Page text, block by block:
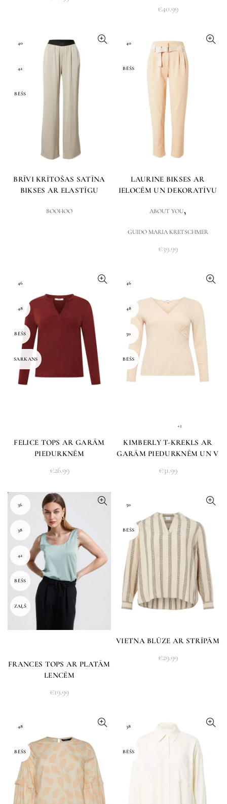
€40.99
40
42
BĒŠS
BRĪVI KRĪTOŠAS SATĪNA
BIKSES AR ELASTĪGU
BOOHOO
40
BĒŠS
LAURINE BIKSES AR
IELOCĒM UN DEKORATĪVU
ABOUT YOU,
GUIDO MARIA KRETSCHMER
€39.99
46
48
BĒŠS
SARKANS
FELICE TOPS AR GARĀM
PIEDURKNĒM
€26.99
46
48
50
BĒŠS
+1
KIMBERLY T-KREKLS AR
GARĀM PIEDURKNĒM UN V
€31.99
36
38
42
BĒŠS
ZAĻŠ
FRANCES TOPS AR PLATĀM
LENCĒM
€19.99
50
BĒŠS
VIETNA BLŪZE AR STRĪPĀM
€29.99
48
BĒŠS
38
BĒŠS